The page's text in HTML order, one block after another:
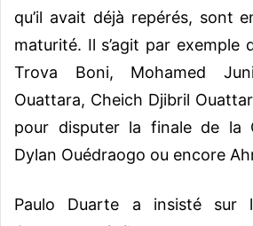
qu’il avait déjà repérés, sont
maturité. Il s’agit par exemple
Trova Boni, Mohamed
Ouattara, Cheich Djibril
pour disputer la finale de la
Dylan Ouédraogo ou encore
Paulo Duarte a insisté sur